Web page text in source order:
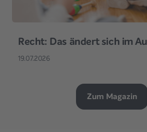
Recht: Das ändert sich im
19.07.2026
Zum Magazin